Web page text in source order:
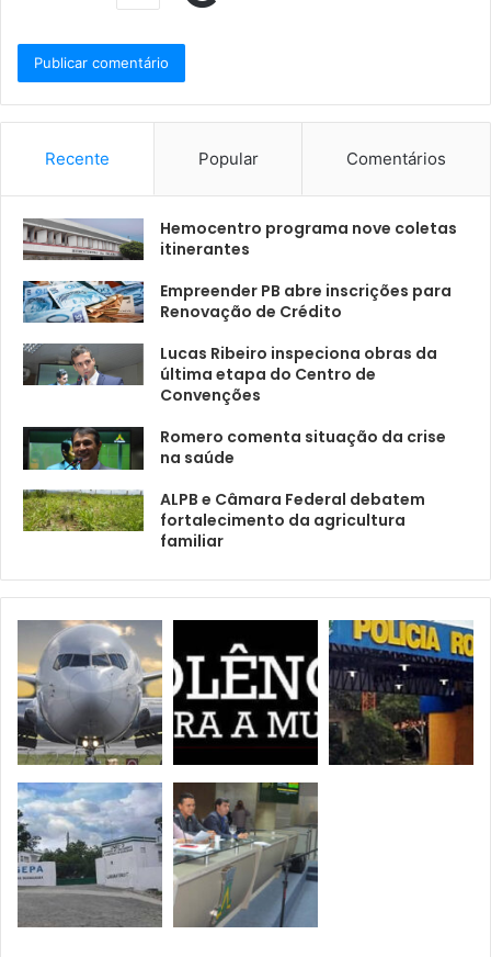
Recente Popular Comentários
Hemocentro programa nove coletas
itinerantes
Empreender PB abre inscrições para
Renovação de Crédito
Lucas Ribeiro inspeciona obras da
última etapa do Centro de
Convenções
Romero comenta situação da crise
na saúde
ALPB e Câmara Federal debatem
fortalecimento da agricultura
familiar